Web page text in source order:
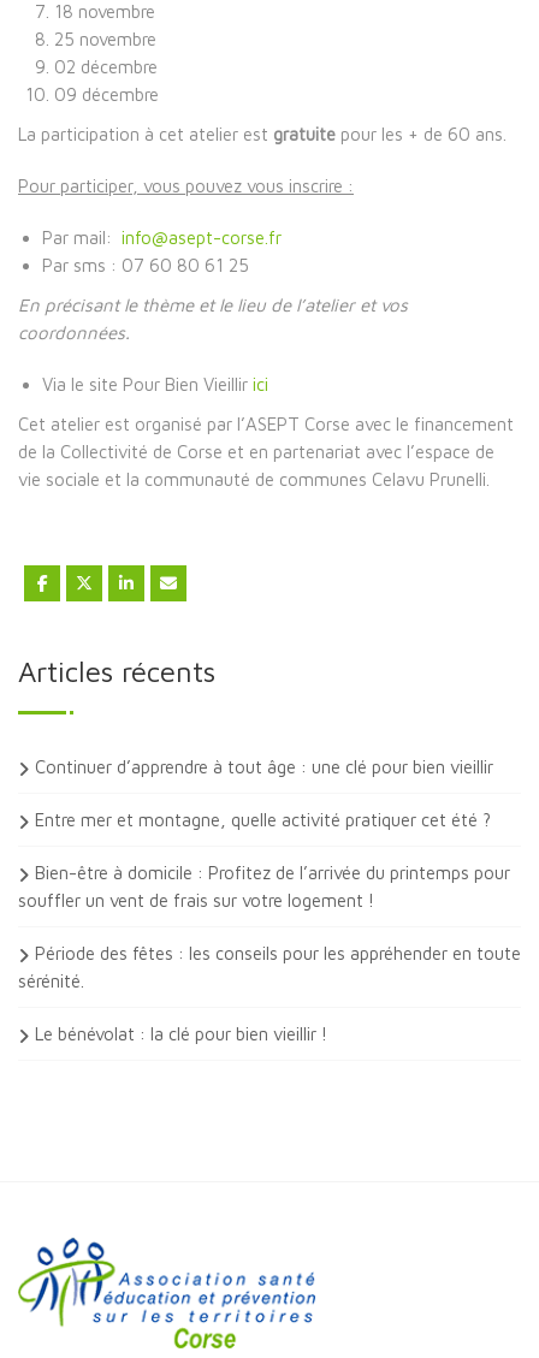
18 novembre
25 novembre
02 décembre
09 décembre
La participation à cet atelier est gratuite pour les + de 60 ans.
Pour participer, vous pouvez vous inscrire :
Par mail: info@asept-corse.fr
Par sms : 07 60 80 61 25
En précisant le thème et le lieu de l’atelier et vos
coordonnées.
Via le site Pour Bien Vieillir ici
Cet atelier est organisé par l’ASEPT Corse avec le financement
de la Collectivité de Corse et en partenariat avec l’espace de
vie sociale et la communauté de communes Celavu Prunelli.
Articles récents
Continuer d’apprendre à tout âge : une clé pour bien vieillir
Entre mer et montagne, quelle activité pratiquer cet été ?
Bien-être à domicile : Profitez de l’arrivée du printemps pour
souffler un vent de frais sur votre logement !
Période des fêtes : les conseils pour les appréhender en toute
sérénité.
Le bénévolat : la clé pour bien vieillir !